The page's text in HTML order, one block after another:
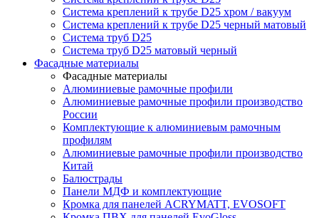
Система креплений к трубе D25 хром / вакуум
Система креплений к трубе D25 черный матовый
Система труб D25
Система труб D25 матовый черный
Фасадные материалы
Фасадные материалы
Алюминиевые рамочные профили
Алюминиевые рамочные профили производство
России
Комплектующие к алюминиевым рамочным
профилям
Алюминиевые рамочные профили производство
Китай
Балюстрады
Панели МДФ и комплектующие
Кромка для панелей ACRYMATT, EVOSOFT